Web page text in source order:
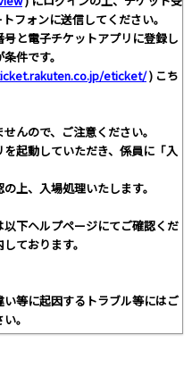
フォンに送信してください。
と電子チケットアプリに登録し
件です。
eticket/) こち
んので、ご注意ください。
起動していただき、係員に「入
上、入場処理いたします。
下ヘルプページにてご確認くだ
ております。
等に起因するトラブル等にはご
。